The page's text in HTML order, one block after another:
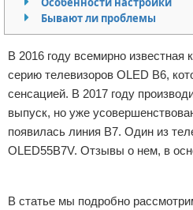
Программное обеспечение
Для автомобиля
Разное
Отказ от ответственности
Бывают ли проблемы
В 2016 году всемирно известная
серию телевизоров OLED B6,
сенсацией. В 2017 году
выпуск, но уже
появилась линия В7. Один из
OLED55B7V. Отзывы о нем, в
В статье мы подробно